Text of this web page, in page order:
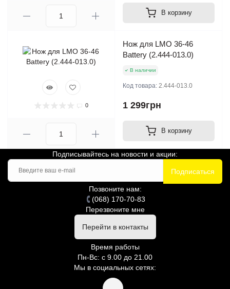
В корзину
0
Нож для LMO 36-46
Battery (2.444-013.0)
В наличии
Код товара: 2.444-013.0
1 299грн
В корзину
Подписывайтесь на новости и акции:
Подписаться
Позвоните нам:
(068) 170-70-83
Перезвоните мне
Перейти в контакты
Время работы
Пн-Вс: с 9.00 до 21.00
Мы в социальных сетях: